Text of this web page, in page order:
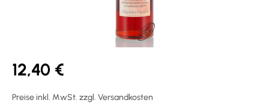
12,40 €
Preise inkl. MwSt. zzgl. Versandkosten